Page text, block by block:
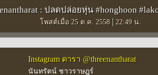
: ปลดปล่อยหุ่น #honghoon
โพสต์เมื่อ 25 ต.ค. 2558 | 22:49 น.
Instagram ดารา @threenantharat
นันทรัตน์ ชาวราษฎร์